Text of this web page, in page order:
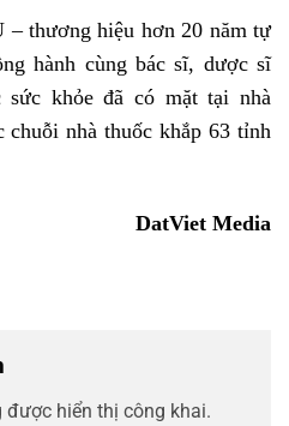
– thương hiệu hơn 20 năm tự
hành cùng bác sĩ, dược sĩ
sức khỏe đã có mặt tại nhà
chuỗi nhà thuốc khắp 63 tỉnh
DatViet Media
được hiển thị công khai.